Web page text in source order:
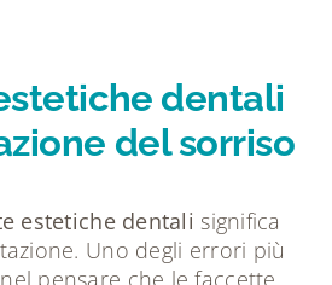
dentali
del sorriso
estetiche dentali significa
Uno degli errori più